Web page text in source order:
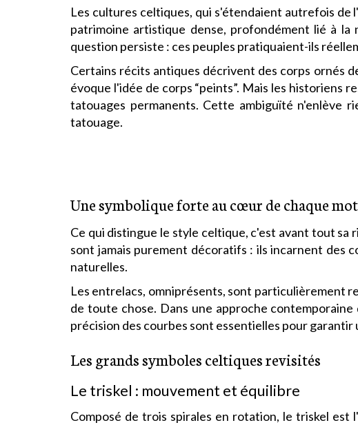
Les cultures celtiques, qui s'étendaient autrefois de
patrimoine artistique dense, profondément lié à
question persiste : ces peuples pratiquaient-ils
Certains récits antiques décrivent des corps ornés
évoque l'idée de corps “peints”. Mais les
tatouages permanents. Cette ambiguïté n'enlève
tatouage.
Une symbolique forte au cœur de chaque
Ce qui distingue le style celtique, c'est avant tout sa
sont jamais purement décoratifs : ils incarnent des
naturelles.
Les entrelacs, omniprésents, sont particulièrement
de toute chose. Dans une approche
précision des courbes sont essentielles pour
Les grands symboles celtiques revisités
Le triskel : mouvement et équilibre
Composé de trois spirales en rotation, le triskel est